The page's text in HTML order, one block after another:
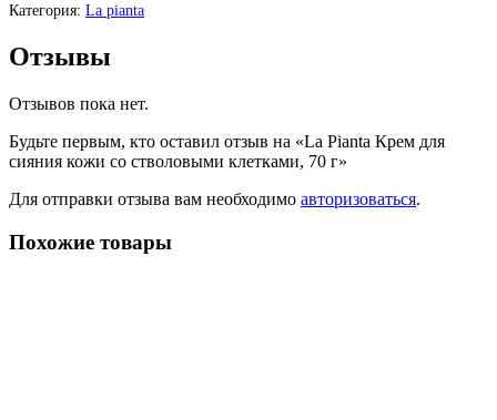
Категория: La pianta
Отзывы
Отзывов пока нет.
Будьте первым, кто оставил отзыв на «La Pianta Крем для
сияния кожи со стволовыми клетками, 70 г»
Для отправки отзыва вам необходимо авторизоваться.
Похожие товары